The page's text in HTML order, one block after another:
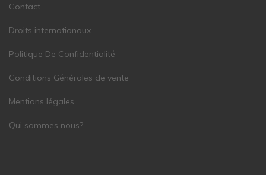
Contact
Droits internationaux
Politique De Confidentialité
Conditions Générales de vente
Mentions légales
Qui sommes nous?